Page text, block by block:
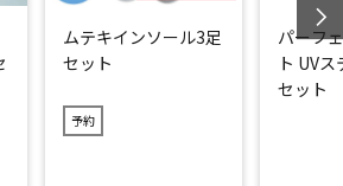
ターマッスル、インナーマッスルを効
できます。
階のレベル調整ができるので、好みや体
アが可能です。
た後に両サイドに設置された足裏スト
ムテキインソール3足
セット
予約
パーフ
ト UV
セット